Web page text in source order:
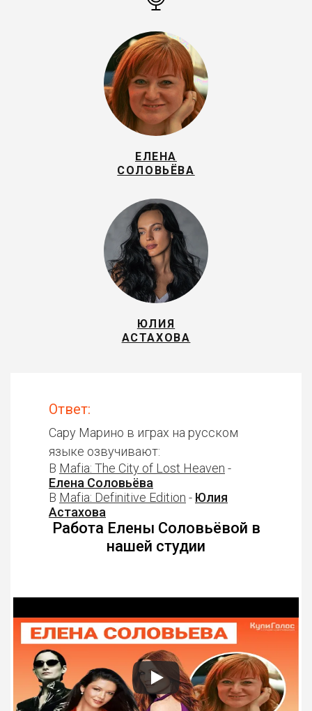
ЕЛЕНА
СОЛОВЬЁВА
ЮЛИЯ
АСТАХОВА
Ответ:
Сару Марино в играх на русском
языке озвучивают:
В Mafia: The City of Lost Heaven -
Елена Соловьёва
В Mafia: Definitive Edition - Юлия
Астахова
Работа Елены Соловьёвой в
нашей студии